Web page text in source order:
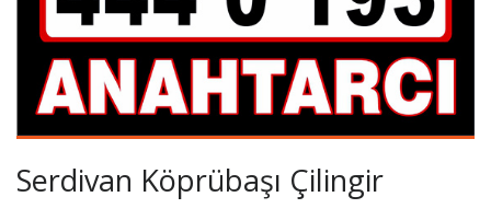
Serdivan Köprübaşı Çilingir